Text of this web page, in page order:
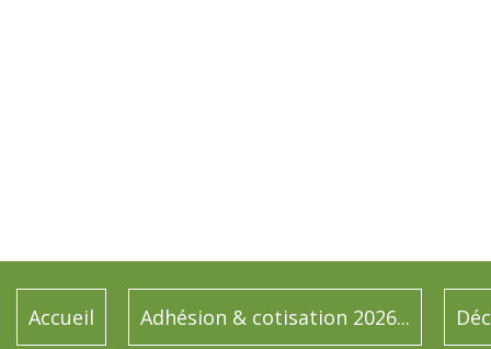
Accueil Adhésion & cotisation 2026...